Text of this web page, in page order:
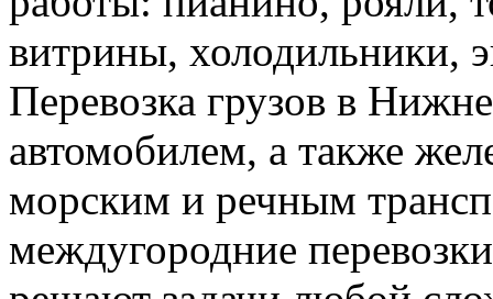
витрины, холодильники,
Перевозка грузов в
автомобилем, а также
морским и речным
междугородние